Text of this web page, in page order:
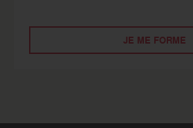
JE ME FORME